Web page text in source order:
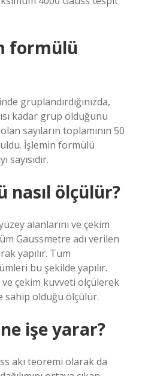
formülü
gruplandırdığınızda,
kadar grup olduğunu
sayıların toplamının 50
İşlemin formülü
sayısıdır.
nasıl ölçülür?
alanlarını ve çekim
Gaussmetre adı verilen
yapılır. Tüm
bu şekilde yapılır.
çekim kuvveti ölçülerek
sahip olduğu ölçülür.
işe yarar?
akı teoremi olarak da